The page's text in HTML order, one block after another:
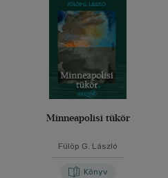
Minneapolisi tükör
Fülöp G. László
Könyv